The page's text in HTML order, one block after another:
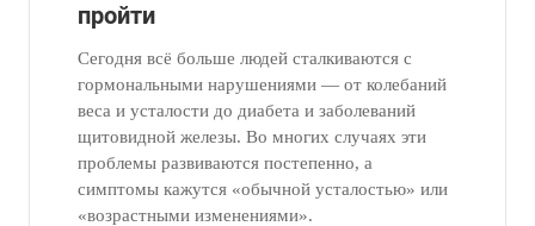
пройти
Сегодня всё больше людей сталкиваются с
гормональными нарушениями — от колебаний
веса и усталости до диабета и заболеваний
щитовидной железы. Во многих случаях эти
проблемы развиваются постепенно, а
симптомы кажутся «обычной усталостью» или
«возрастными изменениями».